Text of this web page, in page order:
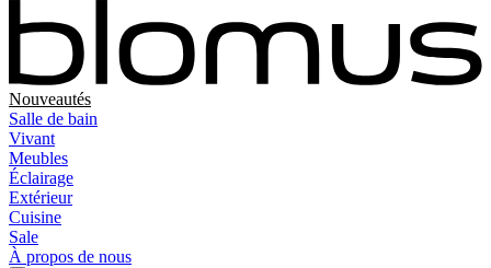
Nouveautés
Salle de bain
Vivant
Meubles
Éclairage
Extérieur
Cuisine
Sale
À propos de nous